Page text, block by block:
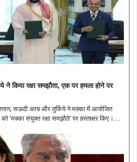
ने किया रक्षा समझौता, एक पर हमला होने पर
सऊदी अरब और तुर्किये ने मक्का में आयोजित
‘मक्का संयुक्त रक्षा समझौते’ पर हस्ताक्षर किए।